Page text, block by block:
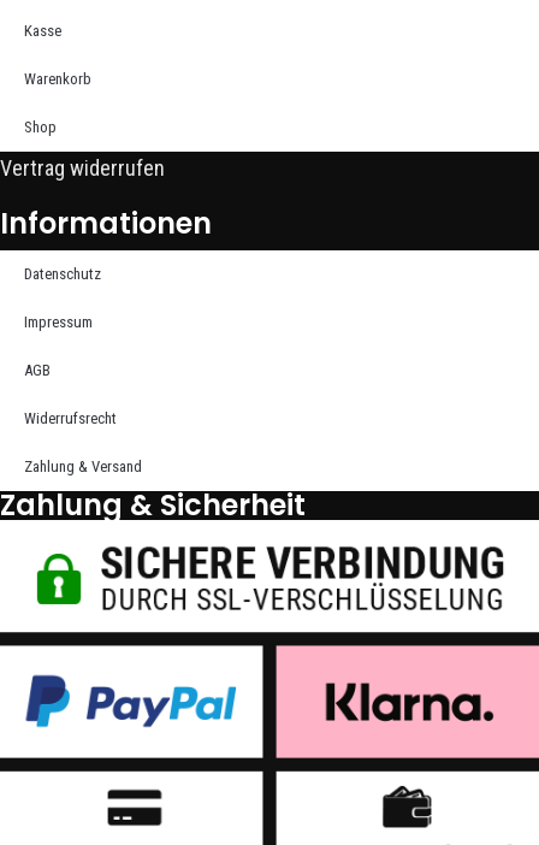
Kasse
Warenkorb
Shop
Vertrag widerrufen
Informationen
Datenschutz
Impressum
AGB
Widerrufsrecht
Zahlung & Versand
Zahlung & Sicherheit